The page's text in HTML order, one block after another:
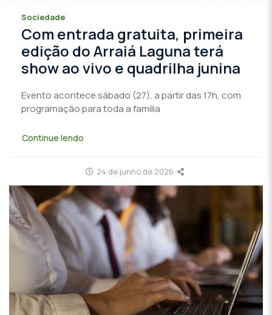
Sociedade
Com entrada gratuita, primeira
edição do Arraiá Laguna terá
show ao vivo e quadrilha junina
Evento acontece sábado (27), a partir das 17h, com
programação para toda a família
Continue lendo
24 de junho de 2026